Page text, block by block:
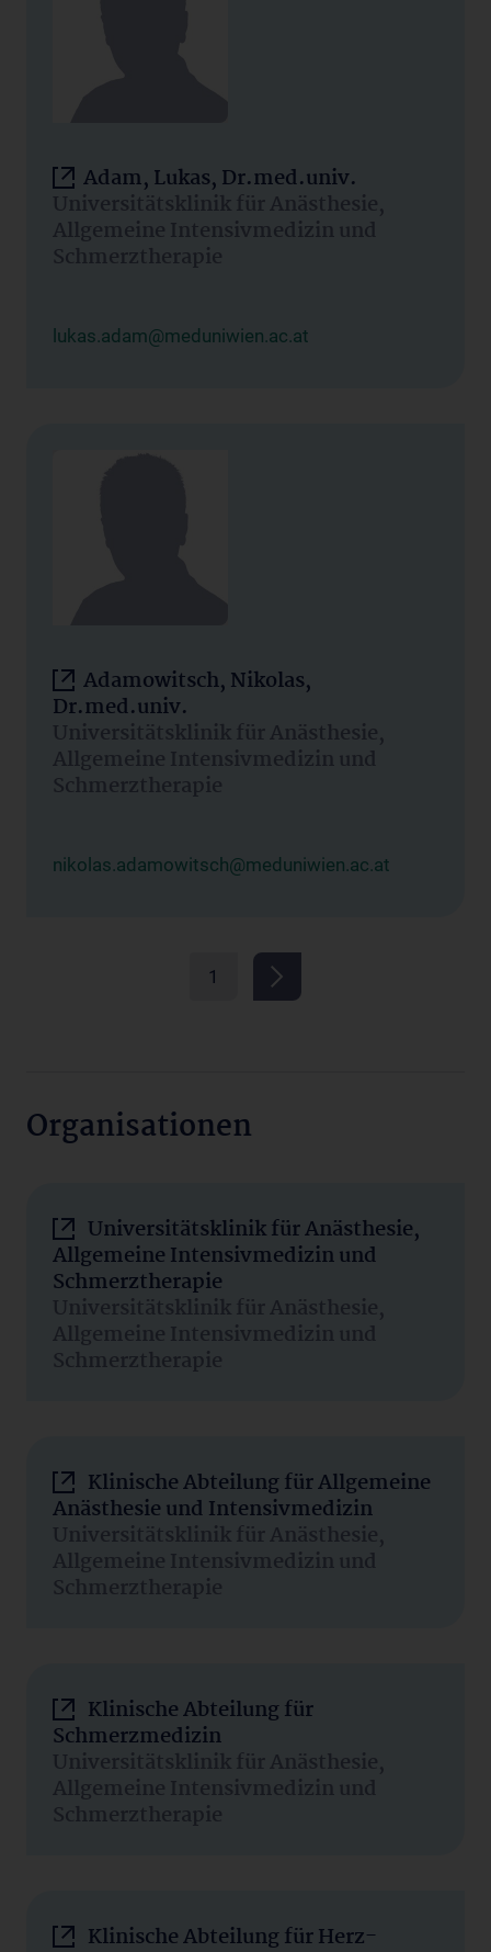
Adam, Lukas, Dr.med.univ.
Universitätsklinik für Anästhesie,
Allgemeine Intensivmedizin und
Schmerztherapie
lukas.adam@meduniwien.ac.at
Adamowitsch, Nikolas,
Dr.med.univ.
Universitätsklinik für Anästhesie,
Allgemeine Intensivmedizin und
Schmerztherapie
nikolas.adamowitsch@meduniwien.ac.at
1
Organisationen
Universitätsklinik für Anästhesie,
Allgemeine Intensivmedizin und
Schmerztherapie
Universitätsklinik für Anästhesie,
Allgemeine Intensivmedizin und
Schmerztherapie
Klinische Abteilung für Allgemeine
Anästhesie und Intensivmedizin
Universitätsklinik für Anästhesie,
Allgemeine Intensivmedizin und
Schmerztherapie
Klinische Abteilung für
Schmerzmedizin
Universitätsklinik für Anästhesie,
Allgemeine Intensivmedizin und
Schmerztherapie
Klinische Abteilung für Herz-